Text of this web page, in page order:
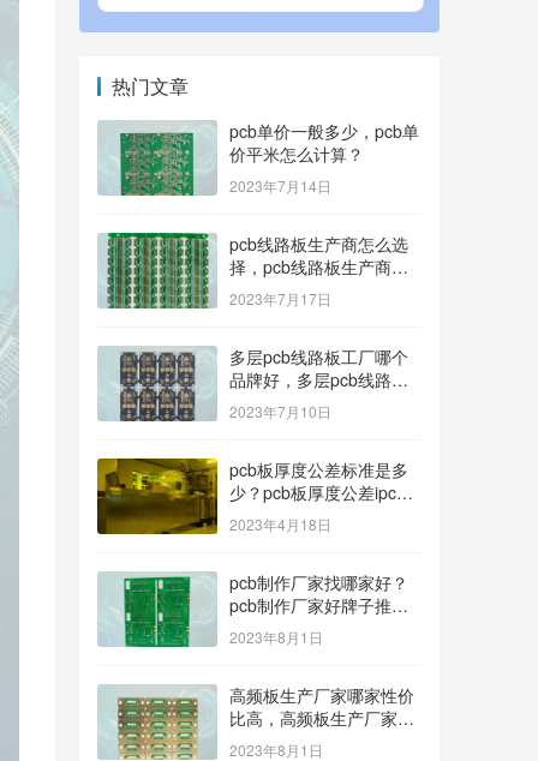
热门文章
pcb单价一般多少，pcb单
价平米怎么计算？
2023年7月14日
pcb线路板生产商怎么选
择，pcb线路板生产商找
哪家好？
2023年7月17日
多层pcb线路板工厂哪个
品牌好，多层pcb线路板
厂家哪家产品好？
2023年7月10日
pcb板厚度公差标准是多
少？pcb板厚度公差ipc标
准
2023年4月18日
pcb制作厂家找哪家好？
pcb制作厂家好牌子推
荐！
2023年8月1日
高频板生产厂家哪家性价
比高，高频板生产厂家哪
个公司的好？
2023年8月1日